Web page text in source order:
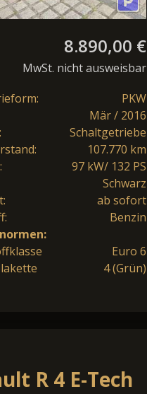
8.890,00 €
MwSt. nicht ausweisbar
PKW
Mär / 2016
Schaltgetriebe
107.770 km
97 kW/ 132 PS
Schwarz
ab sofort
Benzin
Euro 6
4 (Grün)
R 4 E-Tech